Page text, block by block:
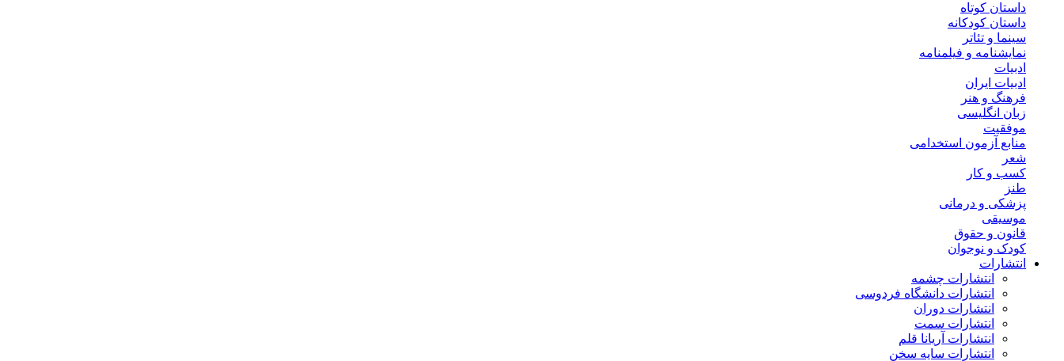
داستان کوتاه
داستان کودکانه
سینما و تئاتر
نمایشنامه و فیلمنامه
ادبیات
ادبیات ایران
فرهنگ و هنر
زبان انگلیسی
موفقیت
منابع آزمون استخدامی
شعر
کسب و کار
طنز
پزشکی و درمانی
موسیقی
قانون و حقوق
کودک و نوجوان
انتشارات
انتشارات چشمه
انتشارات دانشگاه فردوسی
انتشارات دوران
انتشارات سمت
انتشارات آریانا قلم
انتشارات سایه سخن